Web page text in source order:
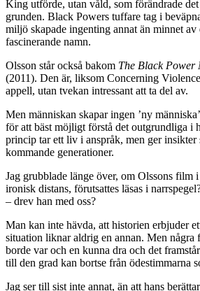
King utförde, utan våld, som förändrade
grunden. Black Powers tuffare tag i
miljö skapade ingenting annat än minnet av
fascinerande namn.
Olsson står också bakom The Black Power
(2011). Den är, liksom Concerning
appell, utan tvekan intressant att ta del av.
Men människan skapar ingen ’ny
för att bäst möjligt förstå det outgrundliga i
princip tar ett liv i anspråk, men ger
kommande generationer.
Jag grubblade länge över, om Olssons film
ironisk distans, förutsattes läsas i
– drev han med oss?
Man kan inte hävda, att historien erbjuder
situation liknar aldrig en annan. Men några
borde var och en kunna dra och det
till den grad kan bortse från ödestimmarna
Jag ser till sist inte annat, än att hans